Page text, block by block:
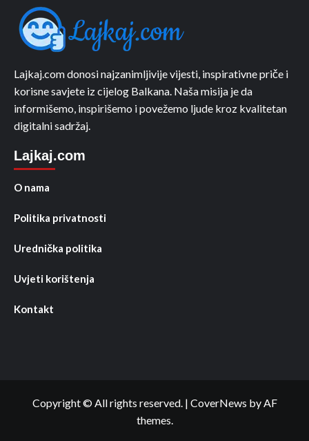
Lajkaj.com donosi najzanimljivije vijesti, inspirativne priče i
korisne savjete iz cijelog Balkana. Naša misija je da
informišemo, inspirišemo i povežemo ljude kroz kvalitetan
digitalni sadržaj.
Lajkaj.com
O nama
Politika privatnosti
Urednička politika
Uvjeti korištenja
Kontakt
Copyright © All rights reserved. | CoverNews by AF
themes.